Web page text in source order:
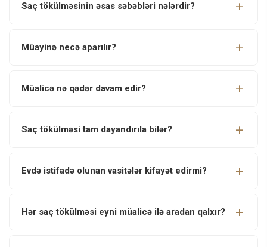
Saç tökülməsinin əsas səbəbləri nələrdir?
Müayinə necə aparılır?
Müalicə nə qədər davam edir?
Saç tökülməsi tam dayandırıla bilər?
Evdə istifadə olunan vasitələr kifayət edirmi?
Hər saç tökülməsi eyni müalicə ilə aradan qalxır?